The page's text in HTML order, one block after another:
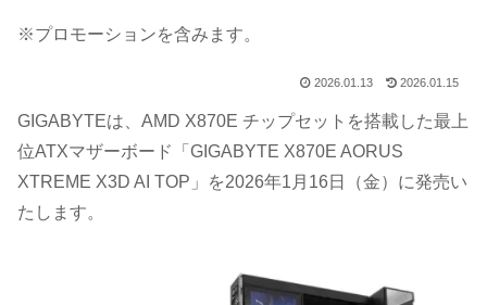
※プロモーションを含みます。
2026.01.13 2026.01.15
GIGABYTEは、AMD X870E チップセットを搭載した最上
位ATXマザーボード「GIGABYTE X870E AORUS
XTREME X3D AI TOP」を2026年1月16日（金）に発売い
たします。